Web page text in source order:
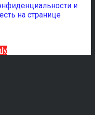
и
на странице